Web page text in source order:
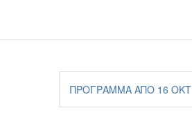
ΠΡΌΓΡΑΜΜΑ ΑΠΌ 16 ΟΚΤ